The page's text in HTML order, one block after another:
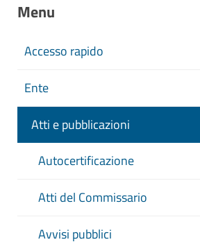
Menu
Accesso rapido
Ente
Atti e pubblicazioni
Autocertificazione
Atti del Commissario
Avvisi pubblici